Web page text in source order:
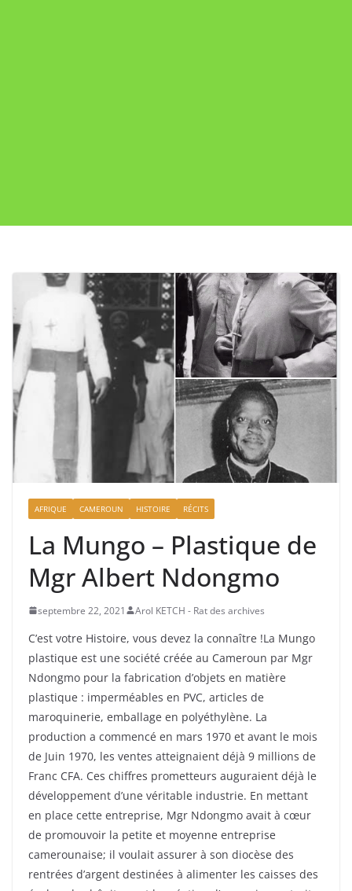
AFRIQUE CAMEROUN HISTOIRE RÉCITS
La Mungo – Plastique de
Mgr Albert Ndongmo
septembre 22, 2021 Arol KETCH - Rat des archives
C’est votre Histoire, vous devez la connaître !La Mungo
plastique est une société créée au Cameroun par Mgr
Ndongmo pour la fabrication d’objets en matière
plastique : imperméables en PVC, articles de
maroquinerie, emballage en polyéthylène. La
production a commencé en mars 1970 et avant le mois
de Juin 1970, les ventes atteignaient déjà 9 millions de
Franc CFA. Ces chiffres prometteurs auguraient déjà le
développement d’une véritable industrie. En mettant
en place cette entreprise, Mgr Ndongmo avait à cœur
de promouvoir la petite et moyenne entreprise
camerounaise; il voulait assurer à son diocèse des
rentrées d’argent destinées à alimenter les caisses des